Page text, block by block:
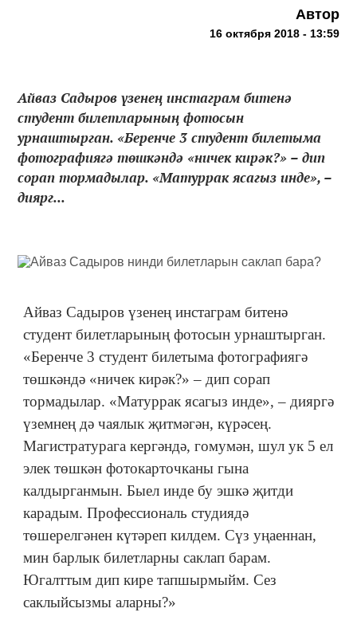
Автор
16 октября 2018 - 13:59
Айваз Садыров үзенең инстаграм битенә
студент билетларының фотосын
урнаштырган. «Беренче 3 студент билетыма
фотографиягә төшкәндә «ничек кирәк?» – дип
сорап тормадылар. «Матуррак ясагыз инде», –
диярг...
Айваз Садыров үзенең инстаграм битенә
студент билетларының фотосын урнаштырган.
«Беренче 3 студент билетыма фотографиягә
төшкәндә «ничек кирәк?» – дип сорап
тормадылар. «Матуррак ясагыз инде», – дияргә
үземнең дә чаялык җитмәгән, күрәсең.
Магистратурага кергәндә, гомумән, шул ук 5 ел
элек төшкән фотокарточканы гына
калдырганмын. Быел инде бу эшкә җитди
карадым. Профессиональ студиядә
төшерелгәнен күтәреп килдем. Сүз уңаеннан,
мин барлык билетларны саклап барам.
Югалттым дип кире тапшырмыйм. Сез
саклыйсызмы аларны?»